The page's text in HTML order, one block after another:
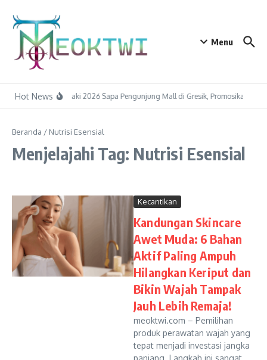
Menu
Hot NewsRaka Raki 2026 Sapa Pengunjung Mall di Gresik, Promosikan
Beranda / Nutrisi Esensial
Menjelajahi Tag: Nutrisi Esensial
Kecantikan
Kandungan Skincare
Awet Muda: 6 Bahan
Aktif Paling Ampuh
Hilangkan Keriput dan
Bikin Wajah Tampak
Jauh Lebih Remaja!
meoktwi.com – Pemilihan
produk perawatan wajah yang
tepat menjadi investasi jangka
panjang. Langkah ini sangat